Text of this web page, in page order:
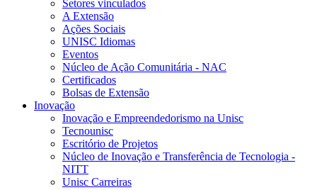
Setores vinculados
A Extensão
Ações Sociais
UNISC Idiomas
Eventos
Núcleo de Ação Comunitária - NAC
Certificados
Bolsas de Extensão
Inovação
Inovação e Empreendedorismo na Unisc
Tecnounisc
Escritório de Projetos
Núcleo de Inovação e Transferência de Tecnologia -
NITT
Unisc Carreiras